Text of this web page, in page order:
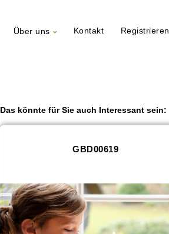
Über uns Kontakt Registrieren
Das könnte für Sie auch Interessant sein:
GBD00619